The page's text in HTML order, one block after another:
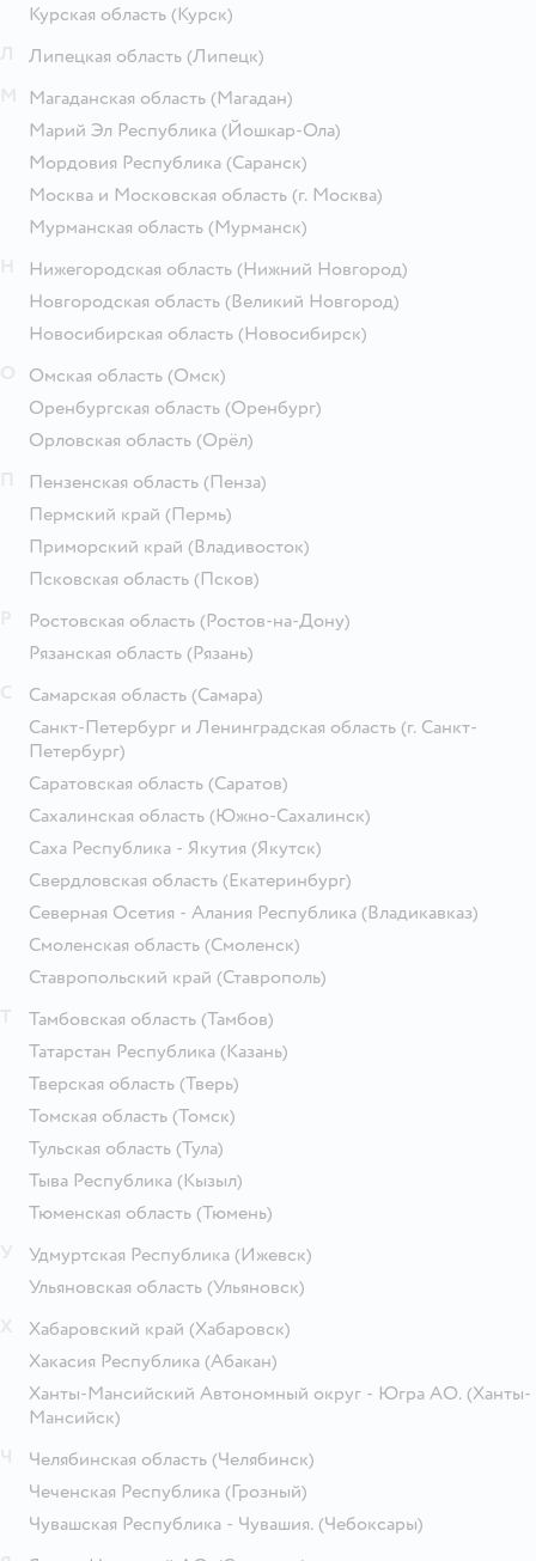
Курская область (Курск)
Липецкая область (Липецк)
Магаданская область (Магадан)
Марий Эл Республика (Йошкар-Ола)
Мордовия Республика (Саранск)
Москва и Московская область (г. Москва)
Мурманская область (Мурманск)
Нижегородская область (Нижний Новгород)
Новгородская область (Великий Новгород)
Новосибирская область (Новосибирск)
Омская область (Омск)
Оренбургская область (Оренбург)
Орловская область (Орёл)
Пензенская область (Пенза)
Пермский край (Пермь)
Приморский край (Владивосток)
Псковская область (Псков)
Ростовская область (Ростов-на-Дону)
Рязанская область (Рязань)
Самарская область (Самара)
Санкт-Петербург и Ленинградская область (г. Санкт-
Петербург)
Саратовская область (Саратов)
Сахалинская область (Южно-Сахалинск)
Саха Республика - Якутия (Якутск)
Свердловская область (Екатеринбург)
Северная Осетия - Алания Республика (Владикавказ)
Смоленская область (Смоленск)
Ставропольский край (Ставрополь)
Тамбовская область (Тамбов)
Татарстан Республика (Казань)
Тверская область (Тверь)
Томская область (Томск)
Тульская область (Тула)
Тыва Республика (Кызыл)
Тюменская область (Тюмень)
Удмуртская Республика (Ижевск)
Ульяновская область (Ульяновск)
Хабаровский край (Хабаровск)
Хакасия Республика (Абакан)
Ханты-Мансийский Автономный округ - Югра АО. (Ханты-
Мансийск)
Челябинская область (Челябинск)
Чеченская Республика (Грозный)
Чувашская Республика - Чувашия. (Чебоксары)